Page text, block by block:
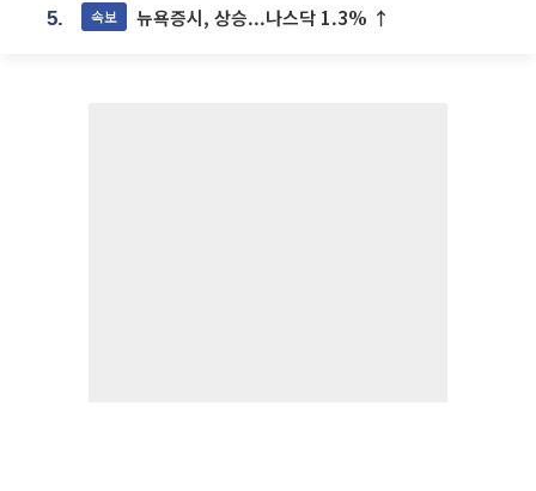
5. 속보 뉴욕증시, 상승...나스닥 1.3% ↑